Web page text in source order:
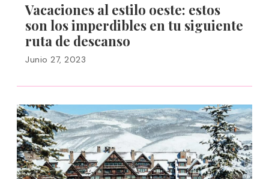
Vacaciones al estilo oeste: estos
son los imperdibles en tu siguiente
ruta de descanso
Junio 27, 2023